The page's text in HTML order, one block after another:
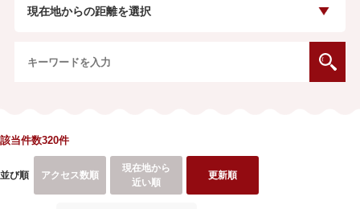
現在地からの距離を選択
該当件数320件
並び順 アクセス数順
現在地から
近い順
更新順